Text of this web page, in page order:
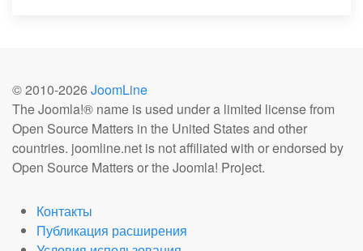
© 2010-2026 JoomLine
The Joomla!® name is used under a limited license from
Open Source Matters in the United States and other
countries. joomline.net is not affiliated with or endorsed by
Open Source Matters or the Joomla! Project.
Контакты
Публикация расширения